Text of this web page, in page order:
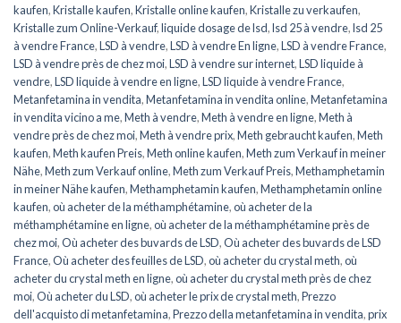
kaufen,Kristalle kaufen,Kristalle online kaufen,Kristalle zu verkaufen,
Kristalle zum Online-Verkauf,liquide dosage de lsd,lsd 25 à vendre,lsd 25
à vendre France,LSD à vendre,LSD à vendre En ligne,LSD à vendre France,
LSD à vendre près de chez moi,LSD à vendre sur internet,LSD liquide à
vendre,LSD liquide à vendre en ligne,LSD liquide à vendre France,
Metanfetamina in vendita,Metanfetamina in vendita online,Metanfetamina
in vendita vicino a me,Meth à vendre,Meth à vendre en ligne,Meth à
vendre près de chez moi,Meth à vendre prix,Meth gebraucht kaufen,Meth
kaufen,Meth kaufen Preis,Meth online kaufen,Meth zum Verkauf in meiner
Nähe,Meth zum Verkauf online,Meth zum Verkauf Preis,Methamphetamin
in meiner Nähe kaufen,Methamphetamin kaufen,Methamphetamin online
kaufen,où acheter de la méthamphétamine,où acheter de la
méthamphétamine en ligne,où acheter de la méthamphétamine près de
chez moi,Où acheter des buvards de LSD,Où acheter des buvards de LSD
France,Où acheter des feuilles de LSD,où acheter du crystal meth,où
acheter du crystal meth en ligne,où acheter du crystal meth près de chez
moi,Où acheter du LSD,où acheter le prix de crystal meth,Prezzo
dell'acquisto di metanfetamina,Prezzo della metanfetamina in vendita,prix